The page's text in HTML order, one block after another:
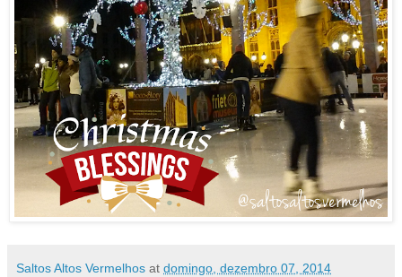
Saltos Altos Vermelhos at domingo, dezembro 07, 2014